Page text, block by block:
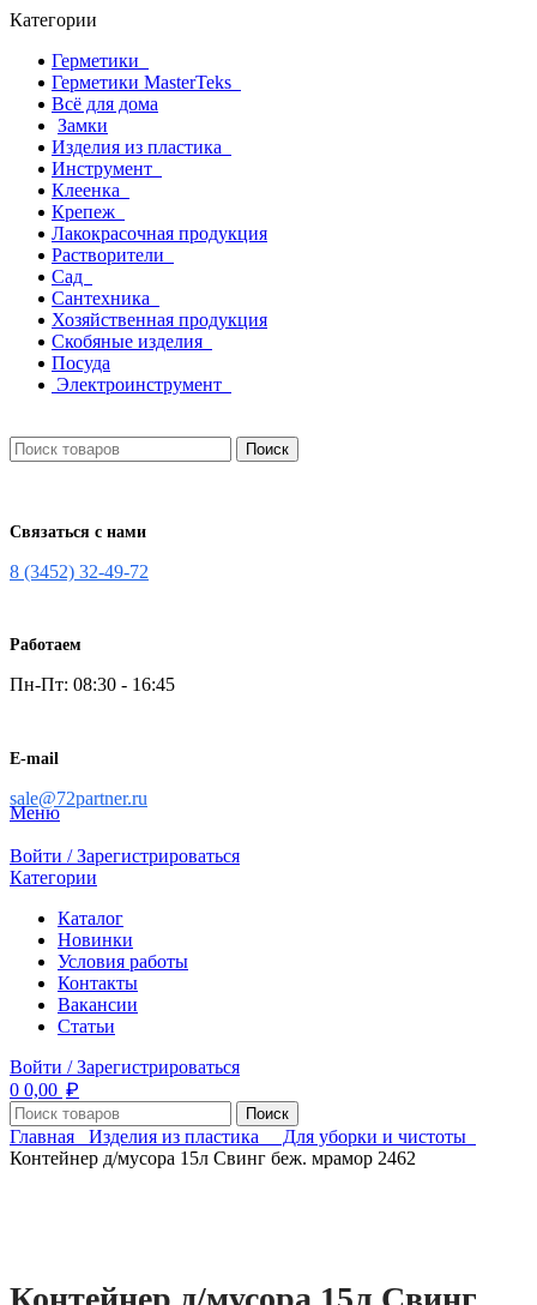
Категории
Герметики
Герметики MasterTeks
Всё для дома
Замки
Изделия из пластика
Инструмент
Клеенка
Крепеж
Лакокрасочная продукция
Растворители
Сад
Сантехника
Хозяйственная продукция
Скобяные изделия
Посуда
Электроинструмент
Поиск
Связаться с нами
8 (3452) 32-49-72
Работаем
Пн-Пт: 08:30 - 16:45
E-mail
sale@72partner.ru
Меню
Войти / Зарегистрироваться
Категории
Каталог
Новинки
Условия работы
Контакты
Вакансии
Статьи
Войти / Зарегистрироваться
0 0,00 ₽
Поиск
Главная Изделия из пластика
Для уборки и чистоты
Контейнер д/мусора 15л Свинг беж. мрамор 2462